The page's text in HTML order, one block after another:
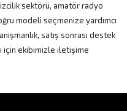
sektörü, amatör radyo
modeli seçmenize yardımcı
satış sonrası destek
için ekibimizle iletişime